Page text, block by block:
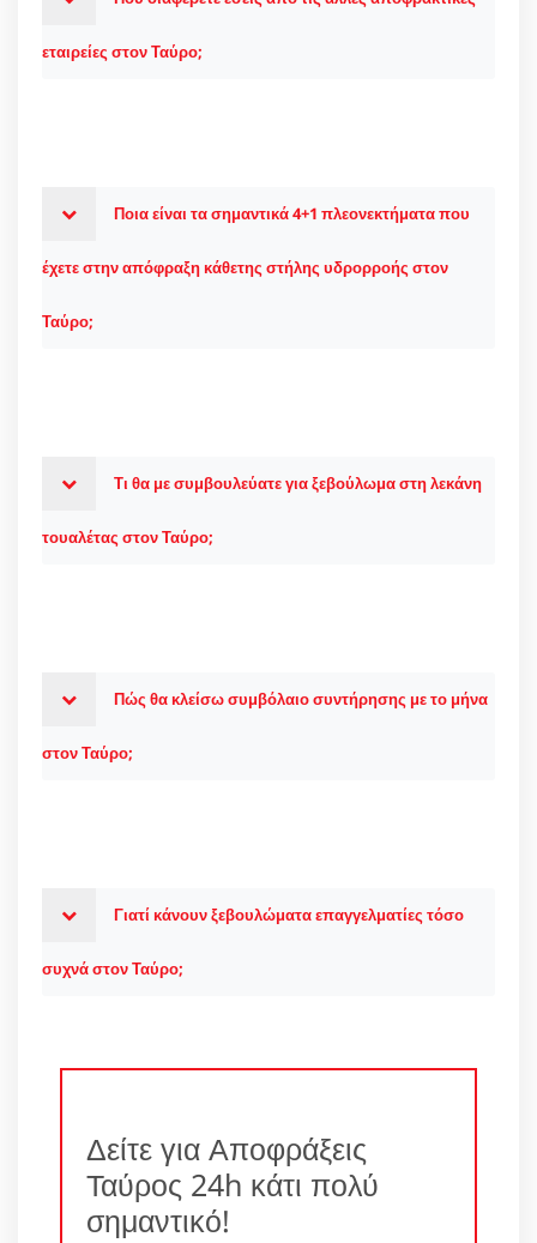
εταιρείες στον Ταύρο;
Ποια είναι τα σημαντικά 4+1 πλεονεκτήματα που
έχετε στην απόφραξη κάθετης στήλης υδρορροής στον
Ταύρο;
Τι θα με συμβουλεύατε για ξεβούλωμα στη λεκάνη
τουαλέτας στον Ταύρο;
Πώς θα κλείσω συμβόλαιο συντήρησης με το μήνα
στον Ταύρο;
Γιατί κάνουν ξεβουλώματα επαγγελματίες τόσο
συχνά στον Ταύρο;
Δείτε για Αποφράξεις
Ταύρος 24h κάτι πολύ
σημαντικό!